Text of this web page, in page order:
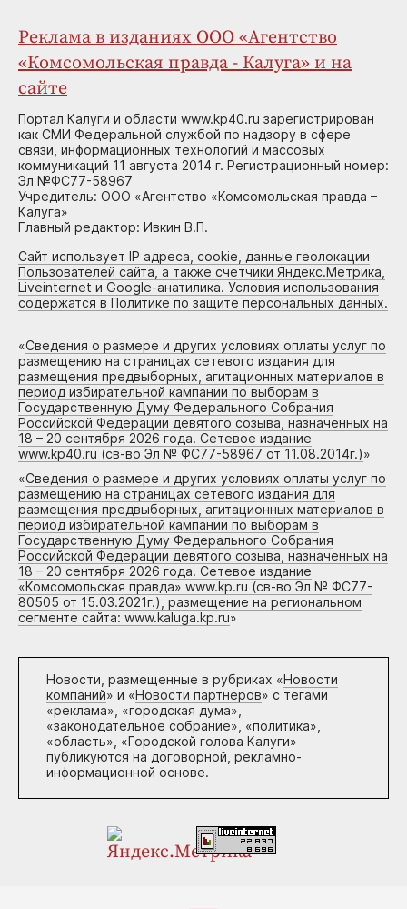
Реклама в изданиях ООО «Агентство
«Комсомольская правда - Калуга» и на
сайте
Портал Калуги и области www.kp40.ru зарегистрирован
как СМИ Федеральной службой по надзору в сфере
связи, информационных технологий и массовых
коммуникаций 11 августа 2014 г. Регистрационный номер:
Эл №ФС77-58967
Учредитель: ООО «Агентство «Комсомольская правда –
Калуга»
Главный редактор: Ивкин В.П.
Сайт использует IP адреса, cookie, данные геолокации
Пользователей сайта, а также счетчики Яндекс.Метрика,
Liveinternet и Google-анатилика. Условия использования
содержатся в Политике по защите персональных данных.
«Сведения о размере и других условиях оплаты услуг по
размещению на страницах сетевого издания для
размещения предвыборных, агитационных материалов в
период избирательной кампании по выборам в
Государственную Думу Федерального Собрания
Российской Федерации девятого созыва, назначенных на
18 – 20 сентября 2026 года. Сетевое издание
www.kp40.ru (св-во Эл № ФС77-58967 от 11.08.2014г.)»
«Сведения о размере и других условиях оплаты услуг по
размещению на страницах сетевого издания для
размещения предвыборных, агитационных материалов в
период избирательной кампании по выборам в
Государственную Думу Федерального Собрания
Российской Федерации девятого созыва, назначенных на
18 – 20 сентября 2026 года. Сетевое издание
«Комсомольская правда» www.kp.ru (св-во Эл № ФС77-
80505 от 15.03.2021г.), размещение на региональном
сегменте сайта: www.kaluga.kp.ru»
Новости, размещенные в рубриках «Новости
компаний» и «Новости партнеров» с тегами
«реклама», «городская дума»,
«законодательное собрание», «политика»,
«область», «Городской голова Калуги»
публикуются на договорной, рекламно-
информационной основе.